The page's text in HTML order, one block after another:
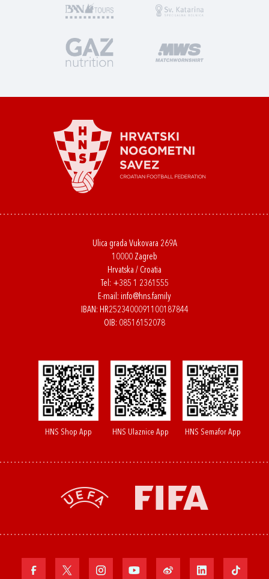
Ulica grada Vukovara 269A
10000 Zagreb
Hrvatska / Croatia
Tel: +385 1 2361555
E-mail: info@hns.family
IBAN: HR2523400091100187844
OIB: 08516152078
HNS Shop App HNS Ulaznice App HNS Semafor App